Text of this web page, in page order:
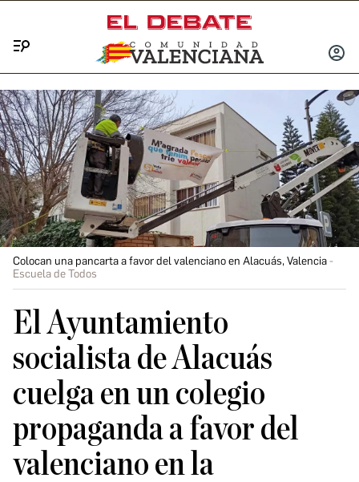
INICIAR
Colocan una pancarta a favor del valenciano en Alacuás, Valencia
Escuela de Todos
El Ayuntamiento
socialista de Alacuás
cuelga en un colegio
propaganda a favor del
valenciano en la